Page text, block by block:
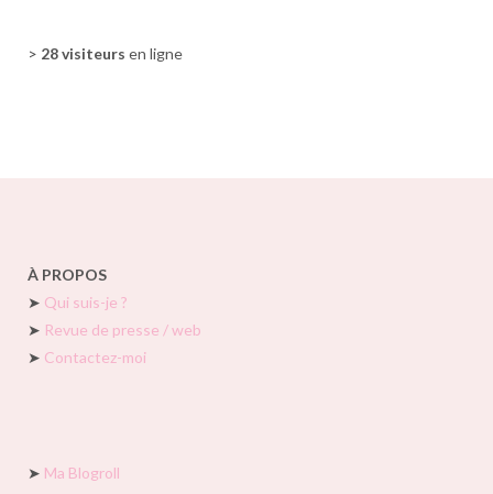
> 28 visiteurs en ligne
À PROPOS
➤ Qui suis-je ?
➤ Revue de presse / web
➤ Contactez-moi
➤ Ma Blogroll